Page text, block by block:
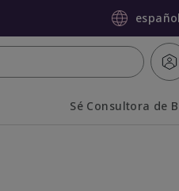
Sé Consultora de